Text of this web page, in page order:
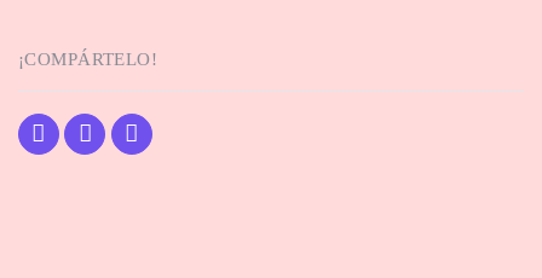
¡COMPÁRTELO!